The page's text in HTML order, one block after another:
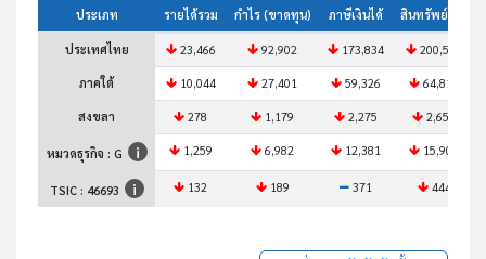
ประเภท รายได้รวม กำไร (ขาดทุน) ภาษีเงินได้ สินทรัพย์รวม
ประเทศไทย 23,466 92,902 173,834 200,581
ภาคใต้ 10,044 27,401 59,326 64,816
สงขลา 278 1,179 2,275 2,651
หมวดธุรกิจ : G 1,259 6,982 12,381 15,902
TSIC : 46693 132 189 371 444